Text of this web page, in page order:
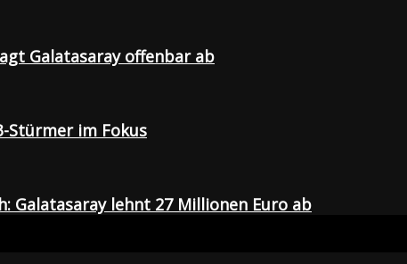
Galatasaray offenbar ab
Stürmer im Fokus
Galatasaray lehnt 27 Millionen Euro ab